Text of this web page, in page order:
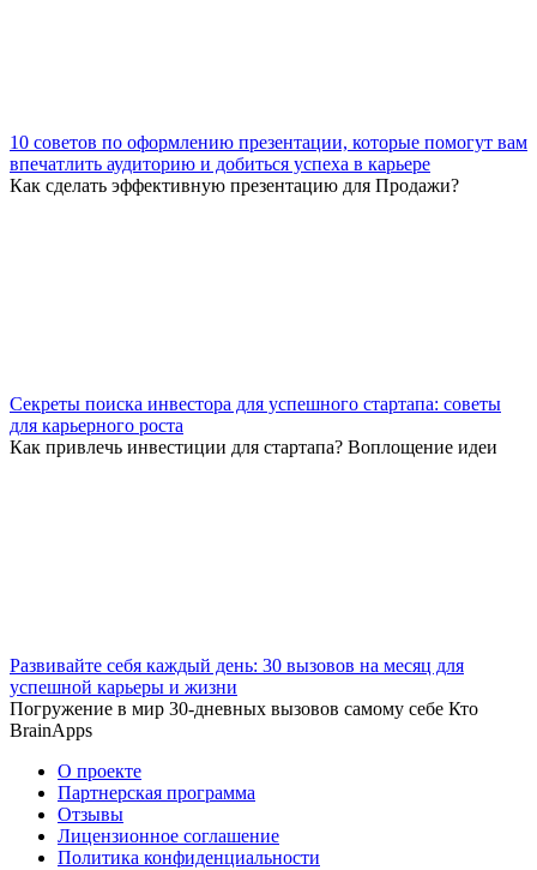
10 советов по оформлению презентации, которые помогут вам
впечатлить аудиторию и добиться успеха в карьере
Как сделать эффективную презентацию для Продажи?
Секреты поиска инвестора для успешного стартапа: советы
для карьерного роста
Как привлечь инвестиции для стартапа? Воплощение идеи
Развивайте себя каждый день: 30 вызовов на месяц для
успешной карьеры и жизни
Погружение в мир 30-дневных вызовов самому себе Кто
BrainApps
О проекте
Партнерская программа
Отзывы
Лицензионное соглашение
Политика конфиденциальности